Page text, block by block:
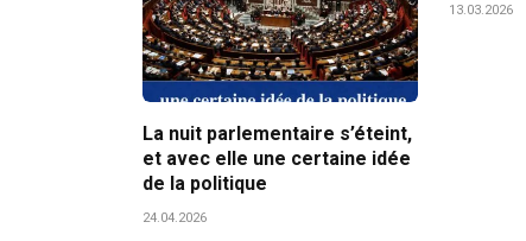
La nuit parlementaire s’éteint,
et avec elle une certaine idée
de la politique
24.04.2026
13.03.2026